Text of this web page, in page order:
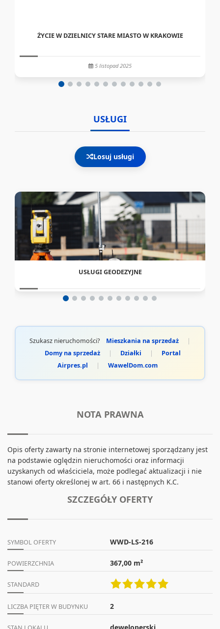
ŻYCIE W DZIELNICY STARE MIASTO W KRAKOWIE
5 listopad 2025
USŁUGI
Losuj usługi
USŁUGI GEODEZYJNE
Szukasz nieruchomości? Mieszkania na sprzedaż
Domy na sprzedaż
Działki
Portal
Airpres.pl
WawelDom.com
NOTA PRAWNA
Opis oferty zawarty na stronie internetowej sporządzany jest
na podstawie oględzin nieruchomości oraz informacji
uzyskanych od właściciela, może podlegać aktualizacji i nie
stanowi oferty określonej w art. 66 i następnych K.C.
SZCZEGÓŁY OFERTY
SYMBOL OFERTY WWD-LS-216
POWIERZCHNIA 367,00 m²
STANDARD
LICZBA PIĘTER W BUDYNKU 2